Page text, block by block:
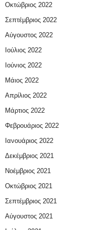
Οκτώβριος 2022
Σεπτέμβριος 2022
Αύγουστος 2022
Ιούλιος 2022
Ιούνιος 2022
Μάιος 2022
Απρίλιος 2022
Μάρτιος 2022
Φεβρουάριος 2022
Ιανουάριος 2022
Δεκέμβριος 2021
Νοέμβριος 2021
Οκτώβριος 2021
Σεπτέμβριος 2021
Αύγουστος 2021